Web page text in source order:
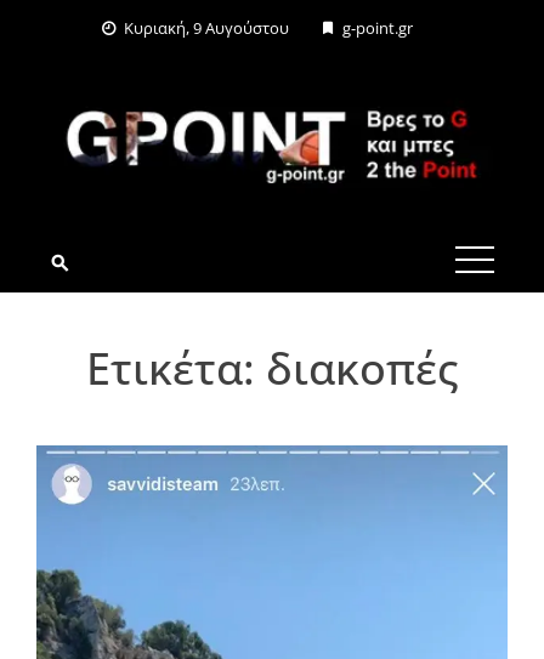
Κυριακή, 9 Αυγούστου g-point.gr
G-POINT.GR
Ετικέτα: διακοπές